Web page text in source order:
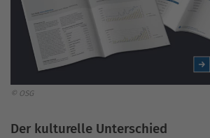
© OSG
Der kulturelle Unterschied